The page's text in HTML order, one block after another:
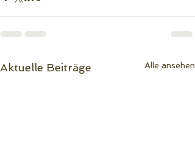
Aktuelle Beiträge Alle ansehen